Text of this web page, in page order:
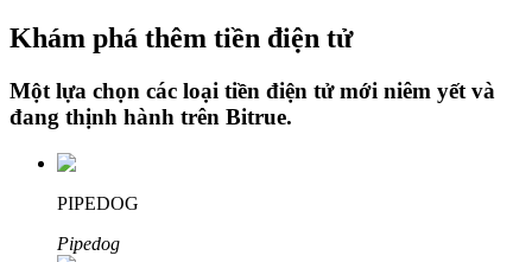
Khoản vay
Dịch vụ vay được hỗ trợ bằng tiền điện tử
Khám phá thêm tiền điện tử
Một lựa chọn các loại tiền điện tử mới niêm yết và
đang thịnh hành trên Bitrue.
PIPEDOG
Pipedog